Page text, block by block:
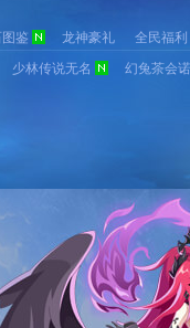
鉴 龙神豪礼
全民福利
少林传说无名 幻兔茶会